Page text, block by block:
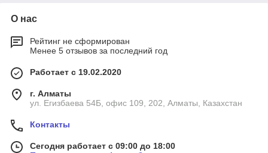
О нас
Рейтинг не сформирован
Менее 5 отзывов за последний год
Работает с 19.02.2020
г. Алматы
ул. Егизбаева 54Б, офис 109, 202, Алматы, Казахстан
Контакты
Сегодня работает с 09:00 до 18:00